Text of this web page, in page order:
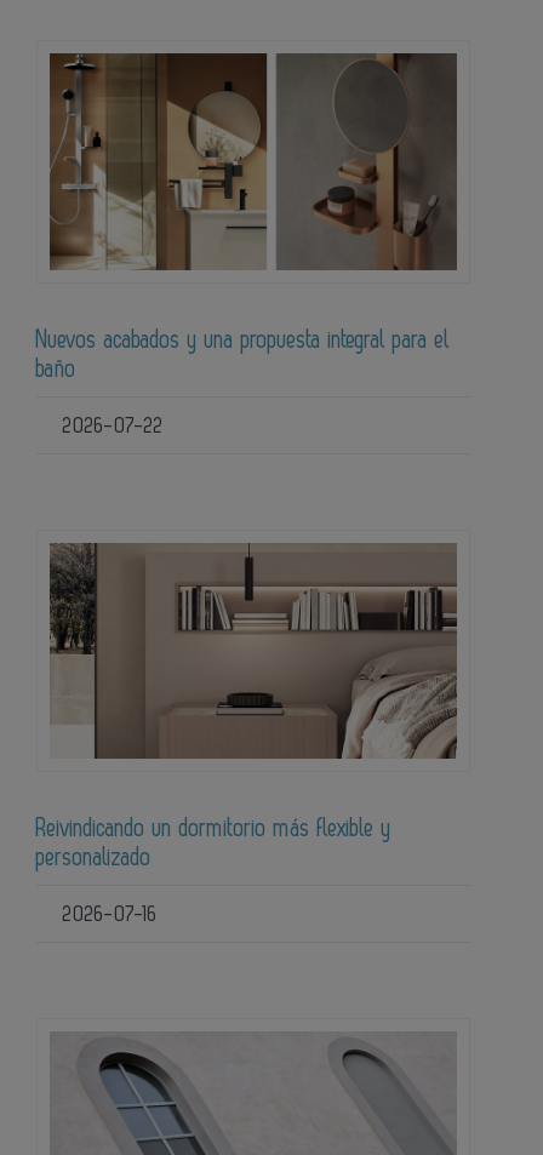
Nuevos acabados y una propuesta integral para el
baño
2026-07-22
Reivindicando un dormitorio más flexible y
personalizado
2026-07-16